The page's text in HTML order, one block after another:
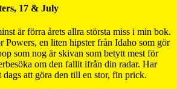
17 & July
är förra årets allra största miss i min bok.
Powers, en liten hipster från Idaho som gör
som nog är skivan som betytt mest för
om den fallit ifrån din radar. Har
dags att göra den till en stor, fin prick.